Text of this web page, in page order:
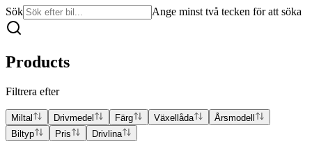
Sök Ange minst två tecken för att söka
Products
Filtrera efter
Miltal Drivmedel Färg Växellåda
Årsmodell
Biltyp
Pris Drivlina